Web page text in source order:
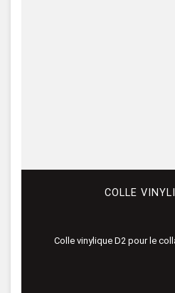
COLLE
Colle vinylique D2 pour le